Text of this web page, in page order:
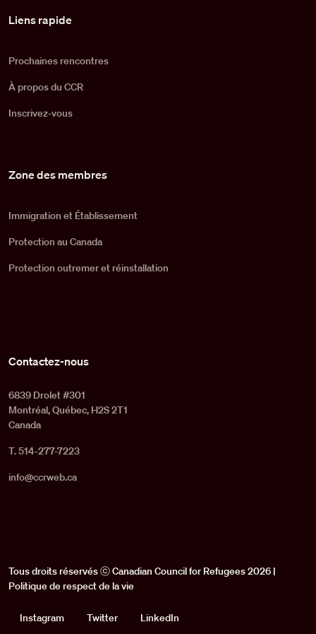
Liens rapide
Prochaines rencontres
À propos du CCR
Inscrivez-vous
Zone des membres
Immigration et Établissement
Protection au Canada
Protection outremer et réinstallation
Contactez-nous
6839 Drolet #301
Montréal, Québec, H2S 2T1
Canada
T. 514-277-7223
info@ccrweb.ca
Tous droits réservés ⓒ Canadian Council for Refugees 2026 |
Politique de respect de la vie
Social
Instagram Twitter LinkedIn